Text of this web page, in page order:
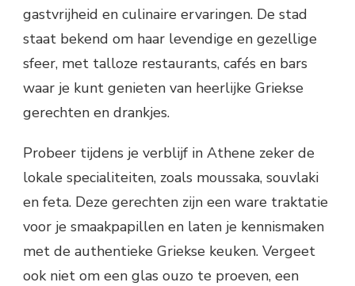
gastvrijheid en culinaire ervaringen. De stad
staat bekend om haar levendige en gezellige
sfeer, met talloze restaurants, cafés en bars
waar je kunt genieten van heerlijke Griekse
gerechten en drankjes.
Probeer tijdens je verblijf in Athene zeker de
lokale specialiteiten, zoals moussaka, souvlaki
en feta. Deze gerechten zijn een ware traktatie
voor je smaakpapillen en laten je kennismaken
met de authentieke Griekse keuken. Vergeet
ook niet om een glas ouzo te proeven, een